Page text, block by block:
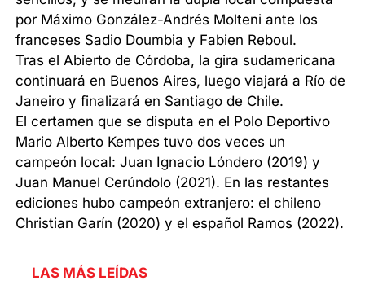
por Máximo González-Andrés Molteni ante los
franceses Sadio Doumbia y Fabien Reboul.
Tras el Abierto de Córdoba, la gira sudamericana
continuará en Buenos Aires, luego viajará a Río de
Janeiro y finalizará en Santiago de Chile.
El certamen que se disputa en el Polo Deportivo
Mario Alberto Kempes tuvo dos veces un
campeón local: Juan Ignacio Lóndero (2019) y
Juan Manuel Cerúndolo (2021). En las restantes
ediciones hubo campeón extranjero: el chileno
Christian Garín (2020) y el español Ramos (2022).
LAS MÁS LEÍDAS